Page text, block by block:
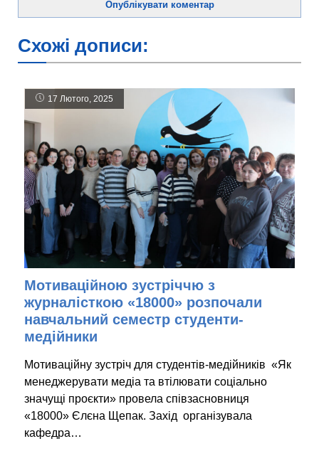
Схожі дописи:
17 Лютого, 2025
Мотиваційною зустріччю з
журналісткою «18000» розпочали
навчальний семестр студенти-
медійники
Мотиваційну зустріч для студентів-медійників «Як
менеджерувати медіа та втілювати соціально
значущі проєкти» провела співзасновниця
«18000» Єлєна Щепак. Захід організувала
кафедра…